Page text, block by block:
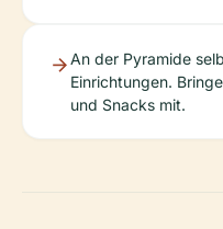
An der Pyramide
Einrichtungen.
und Snacks mit.